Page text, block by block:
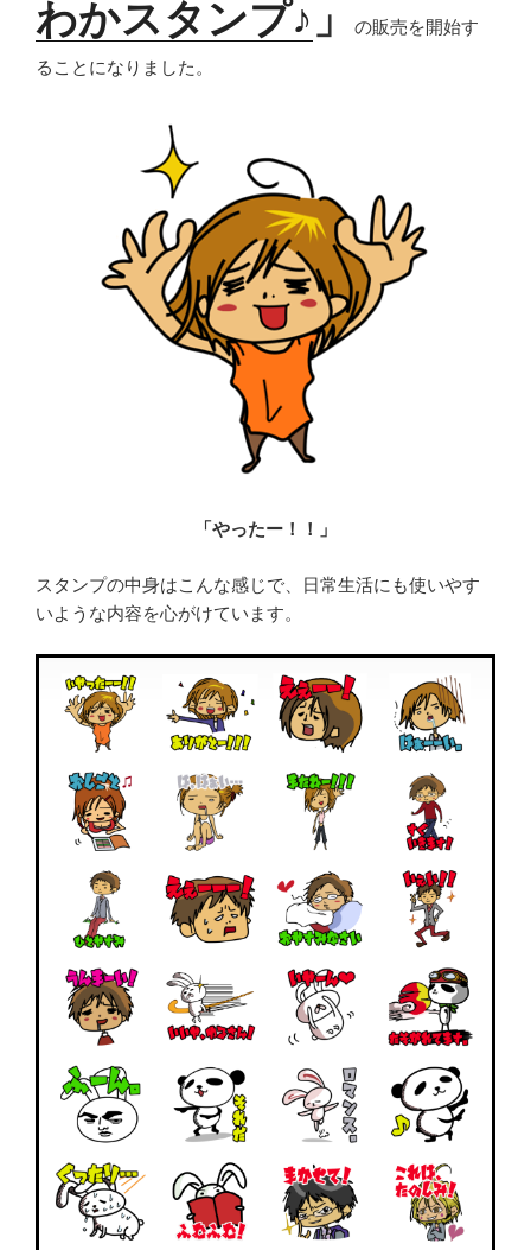
わかスタンプ♪ 」
の販売を開始す
ることになりました。
「やったー！！」
スタンプの中身はこんな感じで、日常生活にも使いやす
いような内容を心がけています。